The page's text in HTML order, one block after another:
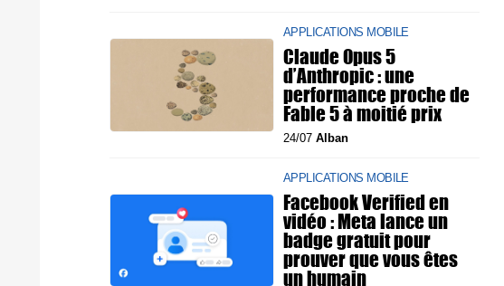
APPLICATIONS MOBILE
Claude Opus 5
d’Anthropic : une
performance proche de
Fable 5 à moitié prix
24/07 Alban
APPLICATIONS MOBILE
Facebook Verified en
vidéo : Meta lance un
badge gratuit pour
prouver que vous êtes
un humain